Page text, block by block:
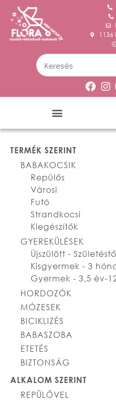
1136
TERMÉK SZERINT
BABAKOCSIK
Repülős
Városi
Futó
Strandkocsi
Kiegészítők
GYEREKÜLÉSEK
Újszülött -
Kisgyermek - 3
Gyermek - 3,5 év-
HORDOZÓK
MÓZESEK
BICIKLIZÉS
BABASZOBA
ETETÉS
BIZTONSÁG
ALKALOM SZERINT
REPÜLŐVEL